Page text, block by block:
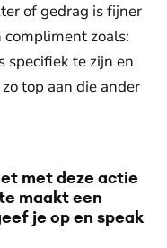
of gedrag is fijner
zoals:
specifiek te zijn en
top aan die ander
met deze actie
maakt een
je op en speak